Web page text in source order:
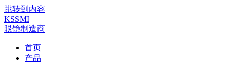
跳转到内容
KSSMI
眼镜制造商
首页
产品